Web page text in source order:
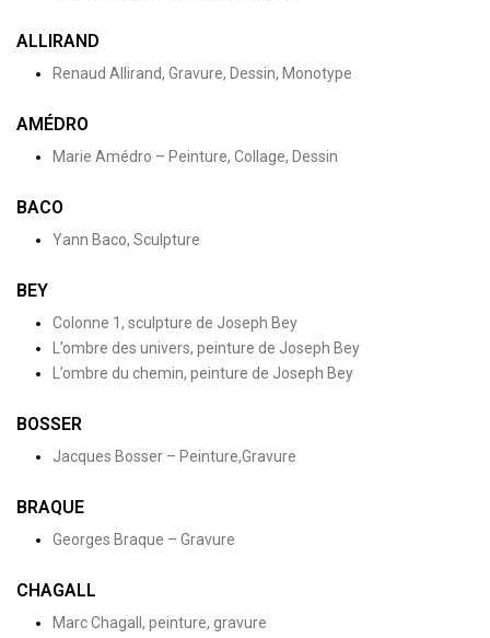
ALLIRAND
Renaud Allirand, Gravure, Dessin, Monotype
AMÉDRO
Marie Amédro – Peinture, Collage, Dessin
BACO
Yann Baco, Sculpture
BEY
Colonne 1, sculpture de Joseph Bey
L’ombre des univers, peinture de Joseph Bey
L’ombre du chemin, peinture de Joseph Bey
BOSSER
Jacques Bosser – Peinture,Gravure
BRAQUE
Georges Braque – Gravure
CHAGALL
Marc Chagall, peinture, gravure